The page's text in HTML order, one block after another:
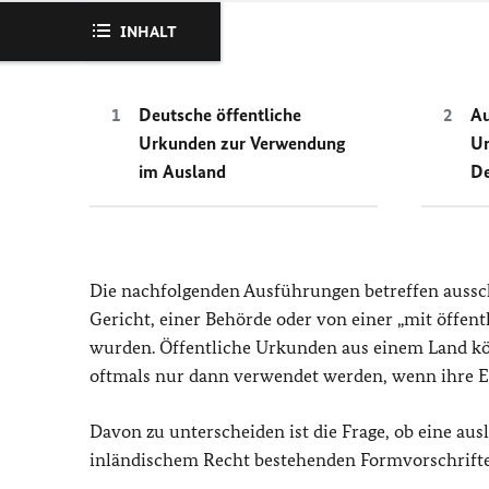
INHALT
Deutsche öffentliche
Urkunden zur Verwendung
im Ausland
Die nachfolgenden Ausführungen betreffen
Gericht, einer Behörde oder von einer „mit
wurden. Öffentliche Urkunden aus einem Land
oftmals nur dann verwendet werden, wenn ihre
Davon zu unterscheiden ist die Frage, ob eine
inländischem Recht bestehenden